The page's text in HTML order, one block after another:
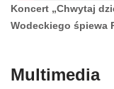
Koncert „Chwytaj
Wodeckiego śpiewa
Multimedia